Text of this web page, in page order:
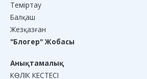
Теміртау
Балқаш
Жезқазған
"Блогер" Жобасы
Анықтамалық
КӨЛІК КЕСТЕСІ